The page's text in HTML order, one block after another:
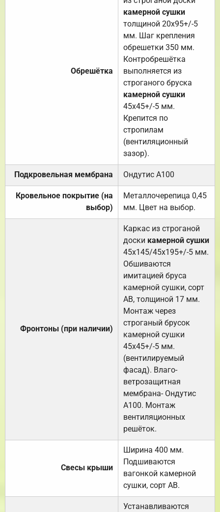
Обрешётка
камерной сушки
толщиной 20х95+/-5
мм. Шаг крепления
обрешетки 350 мм.
Контробрешётка
выполняется из
строганого бруска
камерной сушки
45х45+/-5 мм.
Крепится по
стропилам
(вентиляционный
зазор).
Подкровельная мембрана Ондутис А100
Кровельное покрытие (на
выбор)
Металлочерепица 0,45
мм. Цвет на выбор.
Фронтоны (при наличии)
Каркас из строганой
доски камерной сушки
45х145/45х195+/-5 мм.
Обшиваются
имитацией бруса
камерной сушки, сорт
АВ, толщиной 17 мм.
Монтаж через
строганый брусок
камерной сушки
45х45+/-5 мм.
(вентилируемый
фасад). Влаго-
ветрозащитная
мембрана- Ондутис
А100. Монтаж
вентиляционных
решёток.
Свесы крыши
Ширина 400 мм.
Подшиваются
вагонкой камерной
сушки, сорт АВ.
Устанавливаются